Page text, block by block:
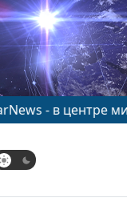
мирового